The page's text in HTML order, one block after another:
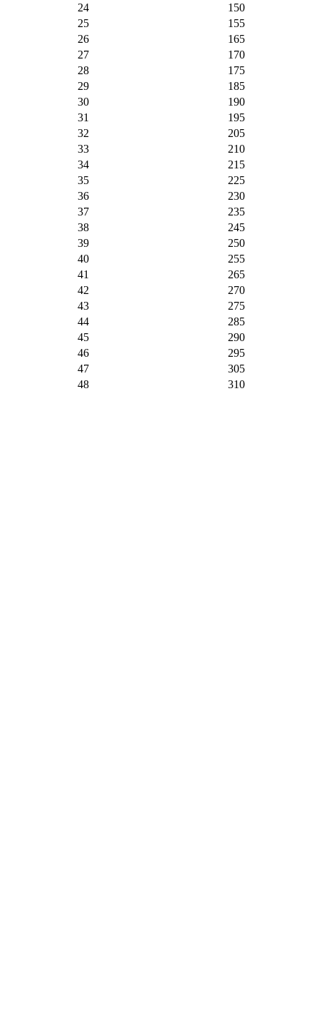
24
150
25
155
26
165
27
170
28
175
29
185
30
190
31
195
32
205
33
210
34
215
35
225
36
230
37
235
38
245
39
250
40
255
41
265
42
270
43
275
44
285
45
290
46
295
47
305
48
310